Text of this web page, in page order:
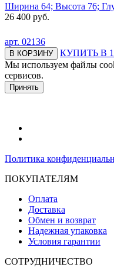
Ширина 64; Высота 76;
26 400 руб.
арт. 02136
В КОРЗИНУ
КУПИТЬ В
Мы используем файлы
сервисов.
Принять
Политика
ПОКУПАТЕЛЯМ
Оплата
Доставка
Обмен и возврат
Надежная упаковка
Условия гарантии
СОТРУДНИЧЕСТВО